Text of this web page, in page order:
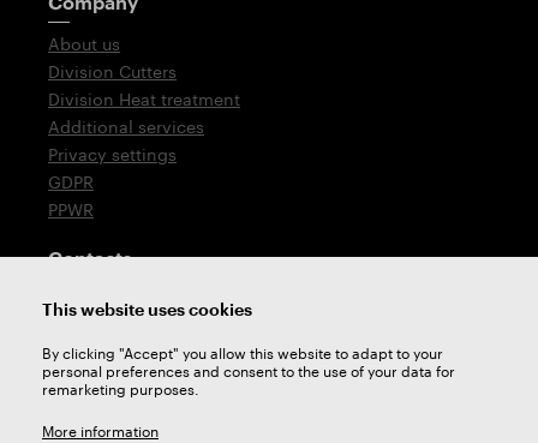
About us
Division Cutters
Division Heat treatment
Additional services
Privacy settings
GDPR
PPWR
Contacts
T: +420 576 777 510
Technical support
This website uses cookies
By clicking "Accept" you allow this website to adapt to your
personal preferences and consent to the use of your data for
remarketing purposes.
More information